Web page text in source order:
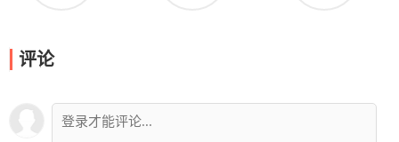
评论